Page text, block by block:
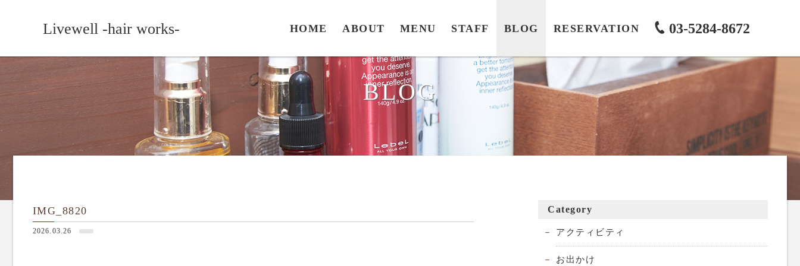
Livewell -hair works- HOME ABOUT MENU STAFF BLOG RESERVATION 03-5284-8672
BLOG
IMG_8820
2026.03.26
Category
アクティビティ
お出かけ